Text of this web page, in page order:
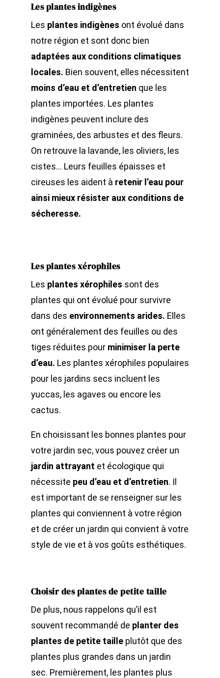
Les plantes indigènes
Les plantes indigènes ont évolué dans
notre région et sont donc bien
adaptées aux conditions climatiques
locales. Bien souvent, elles nécessitent
moins d’eau et d’entretien que les
plantes importées. Les plantes
indigènes peuvent inclure des
graminées, des arbustes et des fleurs.
On retrouve la lavande, les oliviers, les
cistes… Leurs feuilles épaisses et
cireuses les aident à retenir l’eau pour
ainsi mieux résister aux conditions de
sécheresse.
Les plantes xérophiles
Les plantes xérophiles sont des
plantes qui ont évolué pour survivre
dans des environnements arides. Elles
ont généralement des feuilles ou des
tiges réduites pour minimiser la perte
d’eau. Les plantes xérophiles populaires
pour les jardins secs incluent les
yuccas, les agaves ou encore les
cactus.
En choisissant les bonnes plantes pour
votre jardin sec, vous pouvez créer un
jardin attrayant et écologique qui
nécessite peu d’eau et d’entretien. Il
est important de se renseigner sur les
plantes qui conviennent à votre région
et de créer un jardin qui convient à votre
style de vie et à vos goûts esthétiques.
Choisir des plantes de petite taille
De plus, nous rappelons qu’il est
souvent recommandé de planter des
plantes de petite tailleplutôt que des
plantes plus grandes dans un jardin
sec. Premièrement, les plantes plus